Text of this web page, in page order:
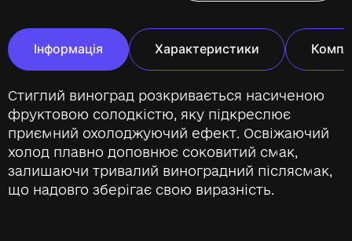
Інформація Характеристики
Стиглий виноград розкривається насиченою
фруктовою солодкістю, яку підкреслює
приємний охолоджуючий ефект. Освіжаючий
холод плавно доповнює соковитий смак,
залишаючи тривалий виноградний післясмак,
що надовго зберігає свою виразність.